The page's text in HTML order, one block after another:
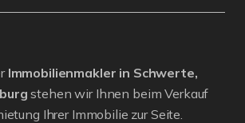
Immobilienmakler in Schwerte,
stehen wir Ihnen beim Verkauf
Ihrer Immobilie zur Seite.